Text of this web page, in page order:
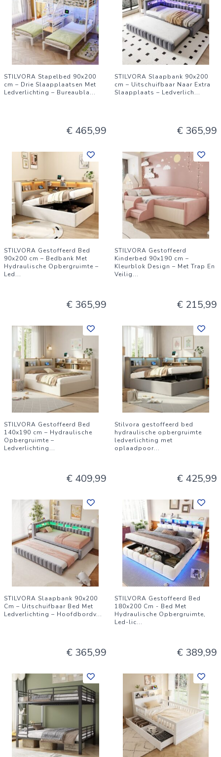
STILVORA Stapelbed 90x200
cm – Drie Slaapplaatsen Met
Ledverlichting – Bureaubla...
€ 465,99
STILVORA Slaapbank 90x200
cm – Uitschuifbaar Naar Extra
Slaapplaats – Ledverlich...
€ 365,99
STILVORA Gestoffeerd Bed
90x200 cm – Bedbank Met
Hydraulische Opbergruimte –
Led...
€ 365,99
STILVORA Gestoffeerd
Kinderbed 90x190 cm –
Kleurblok Design – Met Trap En
Veilig...
€ 215,99
STILVORA Gestoffeerd Bed
140x190 cm – Hydraulische
Opbergruimte –
Ledverlichting...
€ 409,99
Stilvora gestoffeerd bed
hydraulische opbergruimte
ledverlichting met
oplaadpoor...
€ 425,99
STILVORA Slaapbank 90x200
Cm – Uitschuifbaar Bed Met
Ledverlichting – Hoofdbordv...
€ 365,99
STILVORA Gestoffeerd Bed
180x200 Cm - Bed Met
Hydraulische Opbergruimte,
Led-lic...
€ 389,99